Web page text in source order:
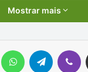
Mostrar mais
Linkedin WhatsAppTelegram